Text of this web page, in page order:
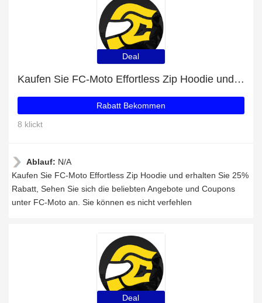
Deal
Kaufen Sie FC-Moto Effortless Zip Hoodie und erhalten Sie 25% Rabatt
Rabatt Bekommen
8 klickt
Ablauf: N/A
Kaufen Sie FC-Moto Effortless Zip Hoodie und erhalten Sie 25%
Rabatt, Sehen Sie sich die beliebten Angebote und Coupons
unter FC-Moto an. Sie können es nicht verfehlen
Deal